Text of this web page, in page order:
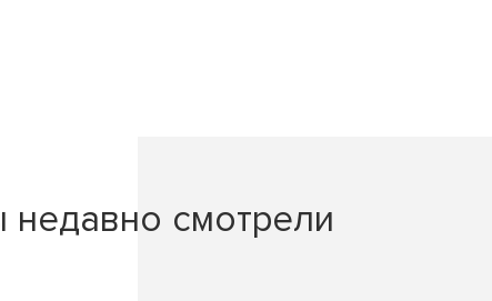
недавно смотрели